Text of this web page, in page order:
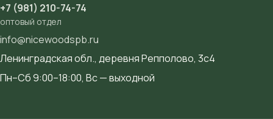
+7 (981) 210-74-74
оптовый отдел
info@nicewoodspb.ru
Ленинградская обл., деревня Репполово, 3с4
Пн–Сб 9:00–18:00, Вс — выходной